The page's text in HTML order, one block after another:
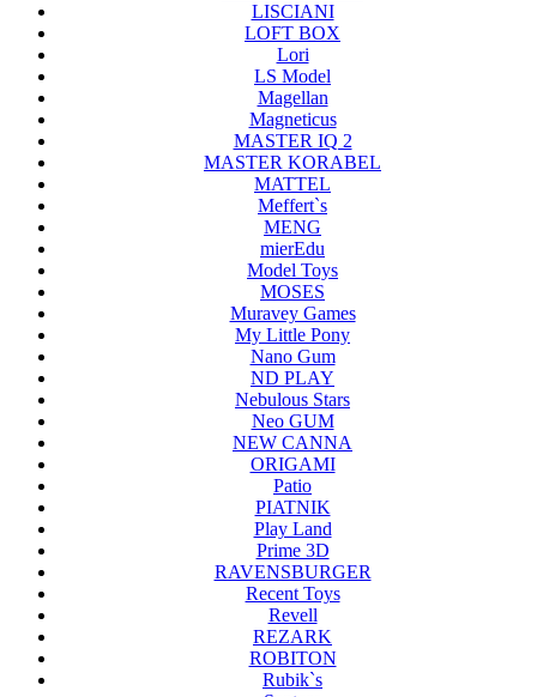
LISCIANI
LOFT BOX
Lori
LS Model
Magellan
Magneticus
MASTER IQ 2
MASTER KORABEL
MATTEL
Meffert`s
MENG
mierEdu
Model Toys
MOSES
Muravey Games
My Little Pony
Nano Gum
ND PLAY
Nebulous Stars
Neo GUM
NEW CANNA
ORIGAMI
Patio
PIATNIK
Play Land
Prime 3D
RAVENSBURGER
Recent Toys
Revell
REZARK
ROBITON
Rubik`s